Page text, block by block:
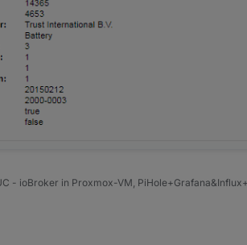
- ioBroker in Proxmox-VM,